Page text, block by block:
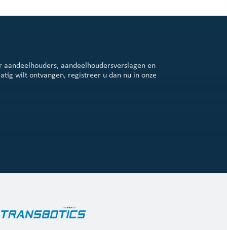
aandeelhouders, aandeelhoudersverslagen en
wilt ontvangen, registreer u dan nu in onze